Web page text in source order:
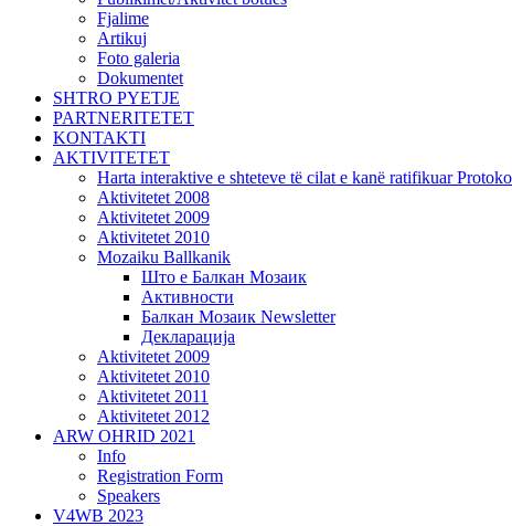
Fjalime
Artikuj
Foto galeria
Dokumentet
SHTRO PYETJE
PARTNERITETET
KONTAKTI
AKTIVITETET
Harta interaktive e shteteve të cilat e kanë ratifikuar
Aktivitetet 2008
Aktivitetet 2009
Aktivitetet 2010
Mozaiku Ballkanik
Што е Балкан Мозаик
Активности
Балкан Мозаик Newsletter
Декларација
Aktivitetet 2009
Aktivitetet 2010
Aktivitetet 2011
Aktivitetet 2012
ARW OHRID 2021
Info
Registration Form
Speakers
V4WB 2023